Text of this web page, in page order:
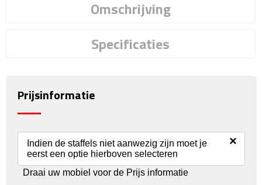
Auto Accessoires
Auto organizers
IJskrabbers
Parkeerschijven
Omschrijving
Specificaties
Prijsinformatie
Indien de staffels niet aanwezig zijn moet je
eerst een optie hierboven selecteren
×
Draai uw mobiel voor de Prijs informatie